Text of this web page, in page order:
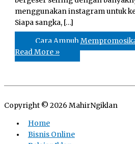
menggunakan instagram untuk
Siapa sangka, […]
Cara Ampuh
Read More »
Copyright © 2026 MahirNgiklan
Home
Bisnis Online